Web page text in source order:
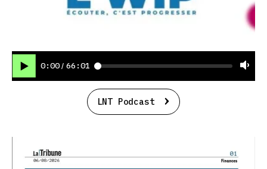
0:00 / 66:01
LNT Podcast